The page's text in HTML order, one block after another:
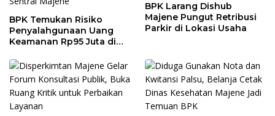
BPK Temukan Risiko
Penyalahgunaan Uang
Keamanan Rp95 Juta di
BPK Larang Dishub
Majene Pungut Retribusi
Parkir di Lokasi Usaha